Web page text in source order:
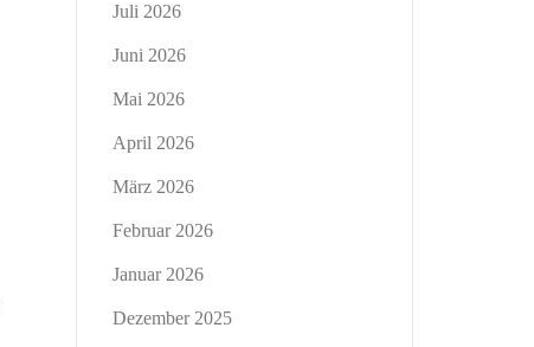
Juli 2026
Juni 2026
Mai 2026
April 2026
März 2026
Februar 2026
Januar 2026
Dezember 2025